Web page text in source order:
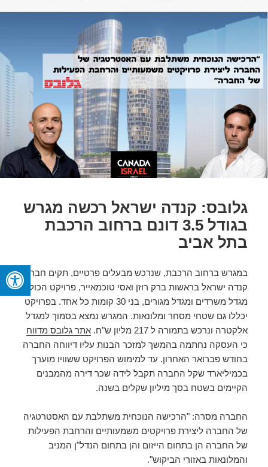
גלובס: קנדה ישראל רכשה מגרש
בגודל 3.5 דונם ברחוב הרכבת
בתל אביב
במגרש ברחוב הרכבת, שנרכש מבעלים פרטיים, תקים חברת
קנדה ישראל בראשות ברק רוזן ואסי טוכמאייר, פרויקט הכולל
מגדל משרדים ומגדל מגורים, בני 30 קומות כל אחד. בפרויקט
יכללו גם שטחי מסחר ומלונאות. המגרש נמצא בסמוך למגדל
אלקטרה ונרכש בתמורה ל 217 מליון ש"ח.
אתר גלובס מדווח
כי העסקה נחתמה בהמשך למזכר הבנות עליו דיווחה החברה
בחודש פברואר האחרון. עד למימוש הפרויקט ששוויו מוערך
בכמיליארד שקל החברה תקבל לידה שכר דירה מהמבנים
הקיימים בשטח בסך מיליון שקלים בשנה.
החברה מסרה: "הרכישה הנוכחית משתלבת עם האסטרטגיה
של החברה ליצירת פרויקטים משמעותיים והרחבת הפעילות
של החברה הן בתחום הייזום והן בתחום הנדל"ן המניב
והמלונאות באזורי הביקוש".